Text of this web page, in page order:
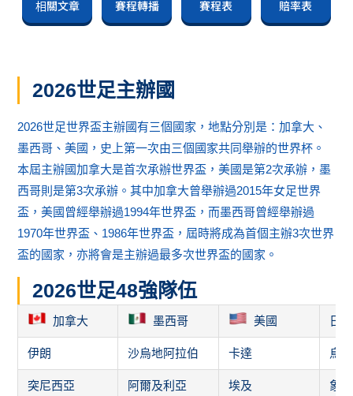
相關文章 賽程轉播 賽程表 賠率表
2026世足主辦國
2026世足世界盃主辦國有三個國家，地點分別是：加拿大、
墨西哥、美國，史上第一次由三個國家共同舉辦的世界杯。
本屆主辦國加拿大是首次承辦世界盃，美國是第2次承辦，墨
西哥則是第3次承辦。其中加拿大曾舉辦過2015年女足世界
盃，美國曾經舉辦過1994年世界盃，而墨西哥曾經舉辦過
1970年世界盃、1986年世界盃，屆時將成為首個主辦3次世界
盃的國家，亦將會是主辦過最多次世界盃的國家。
2026世足48強隊伍
加拿大 墨西哥 美國 日本
伊朗 沙烏地阿拉伯 卡達 烏
突尼西亞 阿爾及利亞 埃及 象